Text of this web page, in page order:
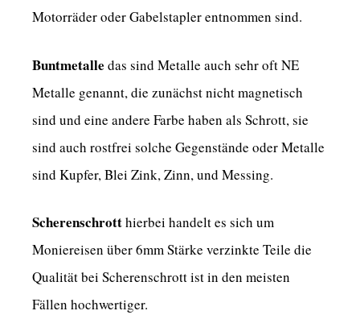
Motorräder oder Gabelstapler entnommen sind.
Buntmetalle das sind Metalle auch sehr oft NE
Metalle genannt, die zunächst nicht magnetisch
sind und eine andere Farbe haben als Schrott, sie
sind auch rostfrei solche Gegenstände oder Metalle
sind Kupfer, Blei Zink, Zinn, und Messing.
Scherenschrotthierbei handelt es sich um
Moniereisen über 6mm Stärke verzinkte Teile die
Qualität bei Scherenschrott ist in den meisten
Fällen hochwertiger.